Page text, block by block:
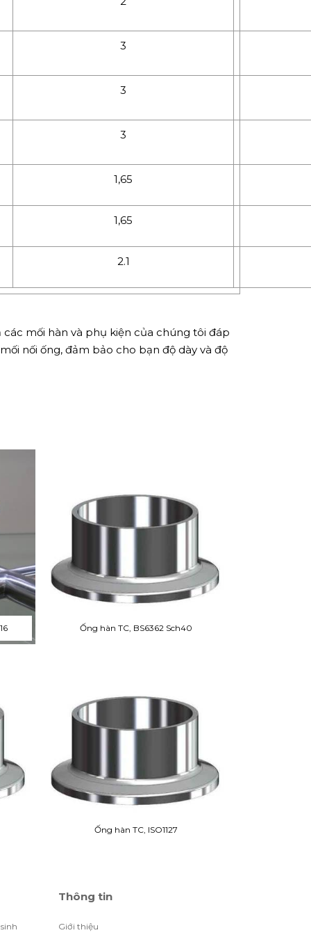
3
3
3
1,65
1,65
2.1
mối hàn và phụ kiện của chúng tôi đáp
nối ống, đảm bảo cho bạn độ dày và độ
Ống hàn TC, BS6362 Sch40
Ống hàn TC, ISO1127
Thông tin
Giới thiệu